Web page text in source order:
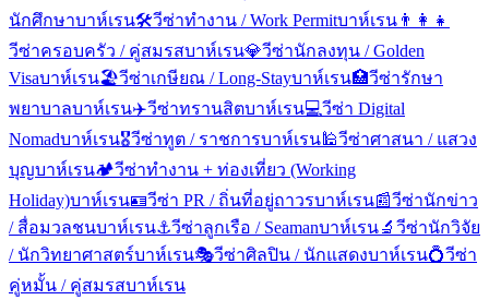
นักศึกษาบาห์เรน🛠️วีซ่าทำงาน / Work Permitบาห์เรน 👨‍👩‍👧
วีซ่าครอบครัว / คู่สมรสบาห์เรน💎วีซ่านักลงทุน / Golden
Visaบาห์เรน🏖️วีซ่าเกษียณ / Long-Stayบาห์เรน🏥วีซ่ารักษา
พยาบาลบาห์เรน✈️วีซ่าทรานสิตบาห์เรน💻วีซ่า Digital
Nomadบาห์เรน🎖️วีซ่าทูต / ราชการบาห์เรน🕌วีซ่าศาสนา / แสวง
บุญบาห์เรน🏕️วีซ่าทำงาน + ท่องเที่ยว (Working
Holiday)บาห์เรน🪪วีซ่า PR / ถิ่นที่อยู่ถาวรบาห์เรน📰วีซ่านักข่าว
/ สื่อมวลชนบาห์เรน⚓วีซ่าลูกเรือ / Seamanบาห์เรน🔬 วีซ่านักวิจัย
/ นักวิทยาศาสตร์บาห์เรน🎭วีซ่าศิลปิน / นักแสดงบาห์เรน💍วีซ่า
คู่หมั้น / คู่สมรสบาห์เรน